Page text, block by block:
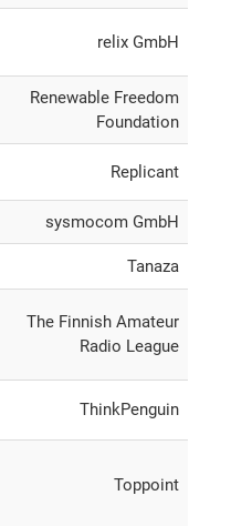
relix GmbH
Renewable Freedom
Foundation
Replicant
sysmocom GmbH
Tanaza
The Finnish Amateur
Radio League
ThinkPenguin
Toppoint